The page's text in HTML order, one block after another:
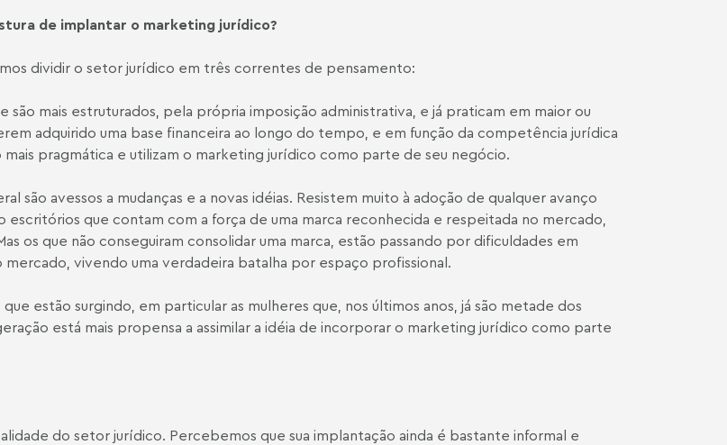
de implantar o marketing jurídico?
dividir o setor jurídico em três correntes de pensamento:
mais estruturados, pela própria imposição administrativa, e já praticam em maior ou
adquirido uma base financeira ao longo do tempo, e em função da competência jurídica
pragmática e utilizam o marketing jurídico como parte de seu negócio.
são avessos a mudanças e a novas idéias. Resistem muito à adoção de qualquer avanço
que contam com a força de uma marca reconhecida e respeitada no mercado,
os que não conseguiram consolidar uma marca, estão passando por dificuldades em
vivendo uma verdadeira batalha por espaço profissional.
estão surgindo, em particular as mulheres que, nos últimos anos, já são metade dos
está mais propensa a assimilar a idéia de incorporar o marketing jurídico como parte
do setor jurídico. Percebemos que sua implantação ainda é bastante informal e